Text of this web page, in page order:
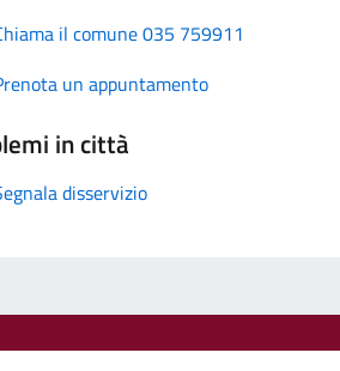
il comune 035 759911
un appuntamento
in città
disservizio